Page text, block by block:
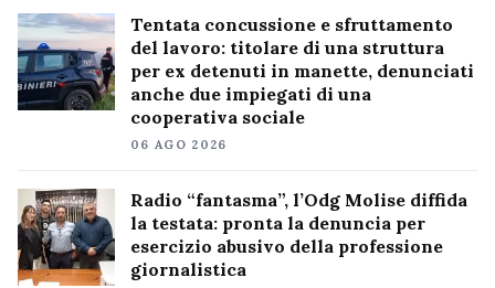
Tentata concussione e sfruttamento
del lavoro: titolare di una struttura
per ex detenuti in manette, denunciati
anche due impiegati di una
cooperativa sociale
06 AGO 2026
Radio “fantasma”, l’Odg Molise diffida
la testata: pronta la denuncia per
esercizio abusivo della professione
giornalistica